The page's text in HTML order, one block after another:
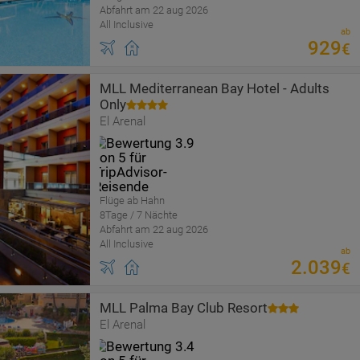
Abfahrt am 22 aug 2026
All Inclusive
ab
929€
MLL Mediterranean Bay Hotel - Adults
Only
El Arenal
Flüge ab Hahn
8Tage / 7 Nächte
Abfahrt am 22 aug 2026
All Inclusive
ab
2.039€
MLL Palma Bay Club Resort
El Arenal